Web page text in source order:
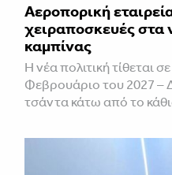
Αεροπορική
χειραποσκευές στα
καμπίνας
Η νέα πολιτική τίθεται
Φεβρουάριο του 2027 –
τσάντα κάτω από το